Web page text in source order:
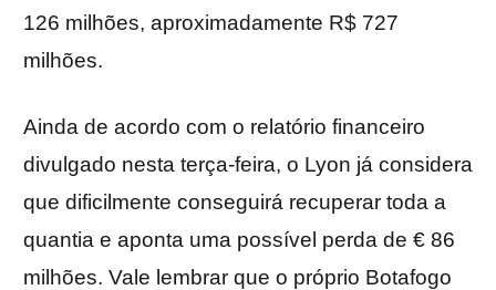
126 milhões, aproximadamente R$ 727
milhões.
Ainda de acordo com o relatório financeiro
divulgado nesta terça-feira, o Lyon já considera
que dificilmente conseguirá recuperar toda a
quantia e aponta uma possível perda de € 86
milhões. Vale lembrar que o próprio Botafogo